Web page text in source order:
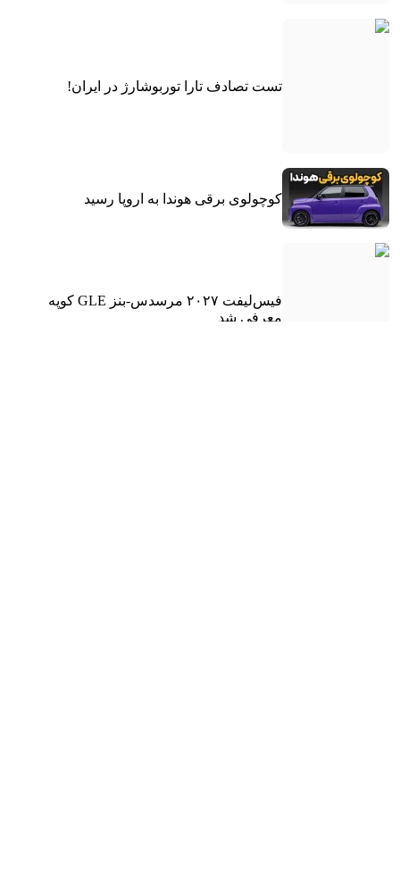
تست تصادف تارا توربوشارژ در ایران!
کوچولوی برقی هوندا به اروپا رسید
فیس‌لیفت ۲۰۲۷ مرسدس-بنز GLE کوپه
معرفی شد